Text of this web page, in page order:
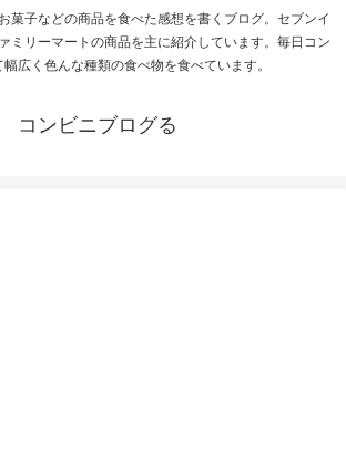
菓子などの商品を食べた感想を書くブログ。セブンイ
ミリーマートの商品を主に紹介しています。毎日コン
幅広く色んな種類の食べ物を食べています。
コンビニブログる